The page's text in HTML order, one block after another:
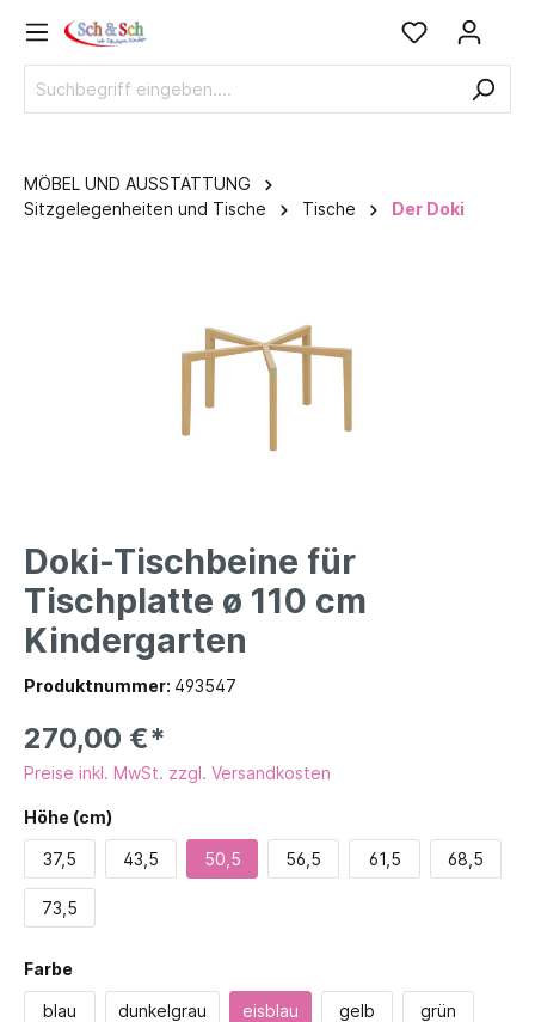
MÖBEL UND AUSSTATTUNG
Sitzgelegenheiten und Tische
Tische Der Doki
Doki-Tischbeine für
Tischplatte ø 110 cm
Kindergarten
Produktnummer: 493547
270,00 €*
Preise inkl. MwSt. zzgl. Versandkosten
Höhe (cm)
37,5 43,5 50,5 56,5 61,5 68,5
73,5
Farbe
blau dunkelgrau eisblau gelb grün